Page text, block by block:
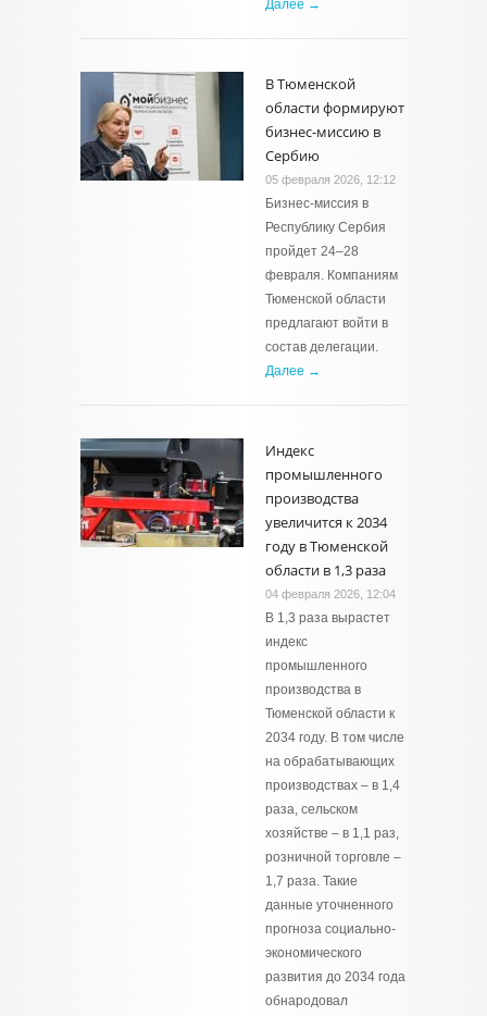
Далее →
В Тюменской
области формируют
бизнес-миссию в
Сербию
05 февраля 2026, 12:12
Бизнес-миссия в
Республику Сербия
пройдет 24–28
февраля. Компаниям
Тюменской области
предлагают войти в
состав делегации.
Далее →
Индекс
промышленного
производства
увеличится к 2034
году в Тюменской
области в 1,3 раза
04 февраля 2026, 12:04
В 1,3 раза вырастет
индекс
промышленного
производства в
Тюменской области к
2034 году. В том числе
на обрабатывающих
производствах – в 1,4
раза, сельском
хозяйстве – в 1,1 раз,
розничной торговле –
1,7 раза. Такие
данные уточненного
прогноза социально-
экономического
развития до 2034 года
обнародовал